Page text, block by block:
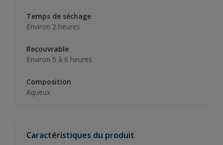
Temps de séchage
Environ 2 heures
Recouvrable
Environ 5 à 6 heures
Composition
Aqueux
Caractéristiques du produit